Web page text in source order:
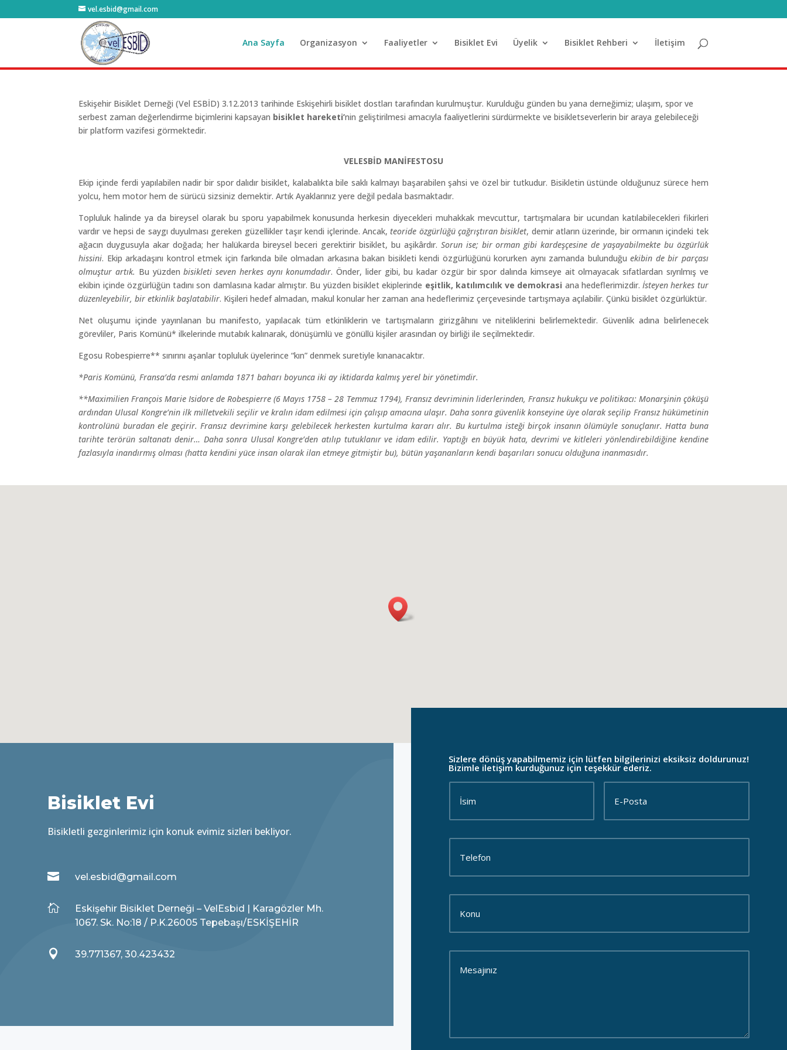
vel.esbid@gmail.com
Ana Sayfa Organizasyon Faaliyetler Bisiklet Evi Üyelik Bisiklet Rehberi İletişim
Eskişehir Bisiklet Derneği (Vel ESBİD) 3.12.2013 tarihinde Eskişehirli bisiklet dostları tarafından kurulmuştur. Kurulduğu günden bu yana derneğimiz; ulaşım, spor ve
serbest zaman değerlendirme biçimlerini kapsayan bisiklet hareketi’nin geliştirilmesi amacıyla faaliyetlerini sürdürmekte ve bisikletseverlerin bir araya gelebileceği
bir platform vazifesi görmektedir.
VELESBİD MANİFESTOSU
Ekip içinde ferdi yapılabilen nadir bir spor dalıdır bisiklet, kalabalıkta bile saklı kalmayı başarabilen şahsi ve özel bir tutkudur. Bisikletin üstünde olduğunuz sürece hem
yolcu, hem motor hem de sürücü sizsiniz demektir. Artık Ayaklarınız yere değil pedala basmaktadır.
Topluluk halinde ya da bireysel olarak bu sporu yapabilmek konusunda herkesin diyecekleri muhakkak mevcuttur, tartışmalara bir ucundan katılabilecekleri fikirleri
vardır ve hepsi de saygı duyulması gereken güzellikler taşır kendi içlerinde. Ancak,teoride özgürlüğü çağrıştıran bisiklet, demir atların üzerinde, bir ormanın içindeki tek
ağacın duygusuyla akar doğada; her halükarda bireysel beceri gerektirir bisiklet, bu aşikârdır. Sorun ise; bir orman gibi kardeşçesine de yaşayabilmekte bu özgürlük
hissini. Ekip arkadaşını kontrol etmek için farkında bile olmadan arkasına bakan bisikleti kendi özgürlüğünü korurken aynı zamanda bulunduğuekibin de bir parçası
olmuştur artık. Bu yüzdenbisikleti seven herkes aynı konumdadır. Önder, lider gibi, bu kadar özgür bir spor dalında kimseye ait olmayacak sıfatlardan sıyrılmış ve
ekibin içinde özgürlüğün tadını son damlasına kadar almıştır. Bu yüzden bisiklet ekiplerinde eşitlik, katılımcılık ve demokrasi ana hedeflerimizdir.İsteyen herkes tur
düzenleyebilir, bir etkinlik başlatabilir. Kişileri hedef almadan, makul konular her zaman ana hedeflerimiz çerçevesinde tartışmaya açılabilir. Çünkü bisiklet özgürlüktür.
Net oluşumu içinde yayınlanan bu manifesto, yapılacak tüm etkinliklerin ve tartışmaların girizgâhını ve niteliklerini belirlemektedir. Güvenlik adına belirlenecek
görevliler, Paris Komünü* ilkelerinde mutabık kalınarak, dönüşümlü ve gönüllü kişiler arasından oy birliği ile seçilmektedir.
Egosu Robespierre** sınırını aşanlar topluluk üyelerince “kın” denmek suretiyle kınanacaktır.
*Paris Komünü, Fransa’da resmi anlamda 1871 baharı boyunca iki ay iktidarda kalmış yerel bir yönetimdir.
**Maximilien François Marie Isidore de Robespierre (6 Mayıs 1758 – 28 Temmuz 1794), Fransız devriminin liderlerinden, Fransız hukukçu ve politikacı: Monarşinin çöküşü
ardından Ulusal Kongre’nin ilk milletvekili seçilir ve kralın idam edilmesi için çalışıp amacına ulaşır. Daha sonra güvenlik konseyine üye olarak seçilip Fransız hükümetinin
kontrolünü buradan ele geçirir. Fransız devrimine karşı gelebilecek herkesten kurtulma kararı alır. Bu kurtulma isteği birçok insanın ölümüyle sonuçlanır. Hatta buna
tarihte terörün saltanatı denir… Daha sonra Ulusal Kongre’den atılıp tutuklanır ve idam edilir. Yaptığı en büyük hata, devrimi ve kitleleri yönlendirebildiğine kendine
fazlasıyla inandırmış olması (hatta kendini yüce insan olarak ilan etmeye gitmiştir bu), bütün yaşananların kendi başarıları sonucu olduğuna inanmasıdır.
Bisiklet Evi
Bisikletli gezginlerimiz için konuk evimiz sizleri bekliyor.
 vel.esbid@gmail.com

Eskişehir Bisiklet Derneği – VelEsbid | Karagözler Mh.
1067. Sk. No:18 / P.K.26005 Tepebaşı/ESKİŞEHİR
 39.771367, 30.423432
Sizlere dönüş yapabilmemiz için lütfen bilgilerinizi eksiksiz doldurunuz!
Bizimle iletişim kurduğunuz için teşekkür ederiz.